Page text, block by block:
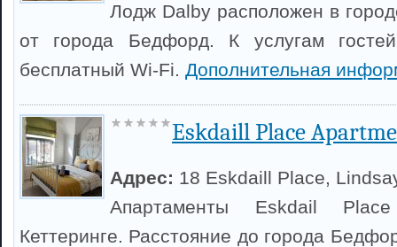
Лодж Dalby расположен в
от города Бедфорд. К услугам
бесплатный Wi-Fi. Дополнительная
Eskdaill Place
Адрес: 18 Eskdaill Place,
Апартаменты Eskdail
Кеттеринге. Расстояние до города